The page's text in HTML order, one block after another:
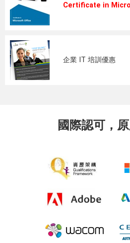
Certificate in
企業 IT 培訓優惠
國際認可，